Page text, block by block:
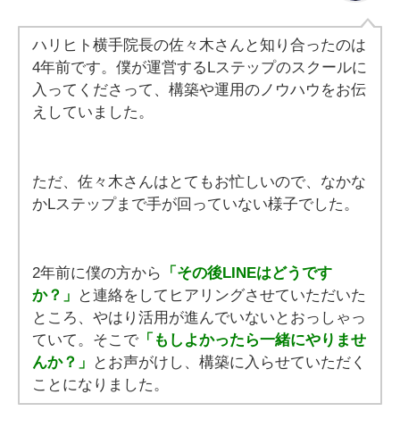
ハリヒト横手院長の佐々木さんと知り合ったのは
4年前です。僕が運営するLステップのスクールに
入ってくださって、構築や運用のノウハウをお伝
えしていました。
ただ、佐々木さんはとてもお忙しいので、なかな
かLステップまで手が回っていない様子でした。
2年前に僕の方から
「その後LINEはどうです
か？」
と連絡をしてヒアリングさせていただいた
ところ、やはり活用が進んでいないとおっしゃっ
ていて。そこで 「もしよかったら一緒にやりませ
んか？」
とお声がけし、構築に入らせていただく
ことになりました。